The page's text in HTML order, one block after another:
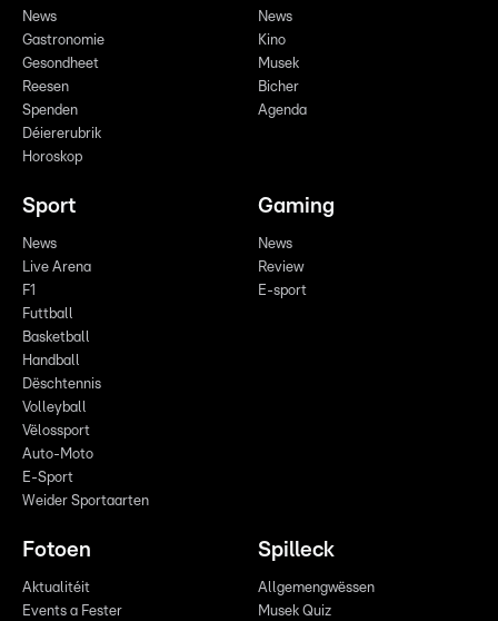
News
Gastronomie
Gesondheet
Reesen
Spenden
Déiererubrik
Horoskop
News
Kino
Musek
Bicher
Agenda
Sport
News
Live Arena
F1
Futtball
Basketball
Handball
Dëschtennis
Volleyball
Vëlossport
Auto-Moto
E-Sport
Weider Sportaarten
Gaming
News
Review
E-sport
Fotoen
Aktualitéit
Events a Fester
Spilleck
Allgemengwëssen
Musek Quiz